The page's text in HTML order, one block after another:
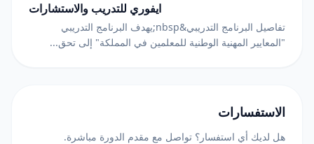
ايفوري للتدريب والاستشارات
تفاصيل البرنامج التدريبي&nbsp;يهدف البرنامج التدريبي
"المعايير المهنية الوطنية للمعلمين في المملكة" إلى تحق...
الاستفسارات
هل لديك أي استفسار؟ تواصل مع مقدم الدورة مباشرة.